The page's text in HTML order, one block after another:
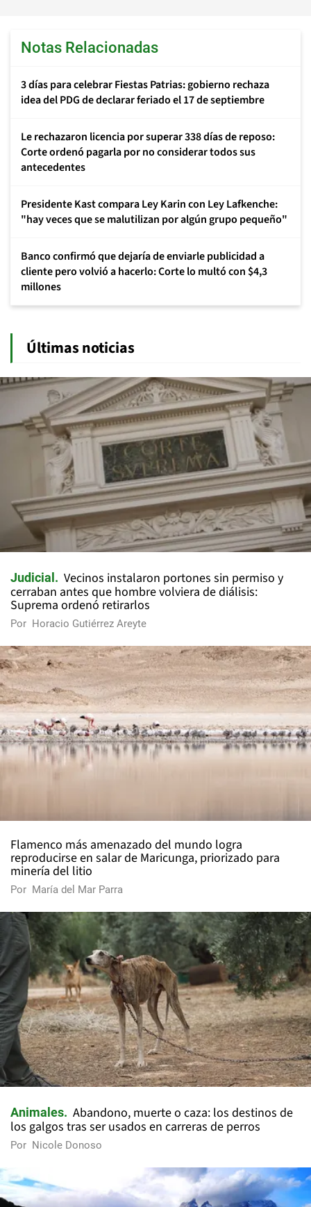
Notas Relacionadas
3 días para celebrar Fiestas Patrias: gobierno rechaza
idea del PDG de declarar feriado el 17 de septiembre
Le rechazaron licencia por superar 338 días de reposo:
Corte ordenó pagarla por no considerar todos sus
antecedentes
Presidente Kast compara Ley Karin con Ley Lafkenche:
"hay veces que se malutilizan por algún grupo pequeño"
Banco confirmó que dejaría de enviarle publicidad a
cliente pero volvió a hacerlo: Corte lo multó con $4,3
millones
Últimas noticias
Judicial
Vecinos instalaron portones sin permiso y
cerraban antes que hombre volviera de diálisis:
Suprema ordenó retirarlos
Por Horacio Gutiérrez Areyte
Flamenco más amenazado del mundo logra
reproducirse en salar de Maricunga, priorizado para
minería del litio
Por María del Mar Parra
Animales
Abandono, muerte o caza: los destinos de
los galgos tras ser usados en carreras de perros
Por Nicole Donoso